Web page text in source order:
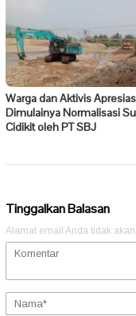
Warga dan Aktivis
Dimulainya Normalisasi
Cidikit oleh PT SBJ
Tinggalkan Balasan
Alamat email Anda tidak akan